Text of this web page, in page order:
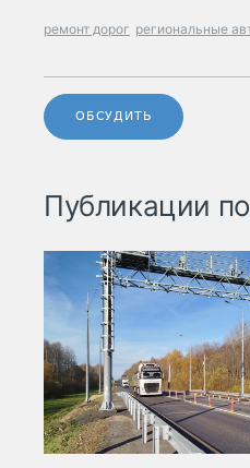
ремонт дорог региональные
ОБСУДИТЬ
Публикации